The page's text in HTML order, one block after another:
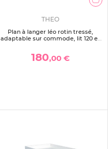
THEO
Plan à langer léo rotin tressé,
adaptable sur commode, lit 120 et
180,00 €